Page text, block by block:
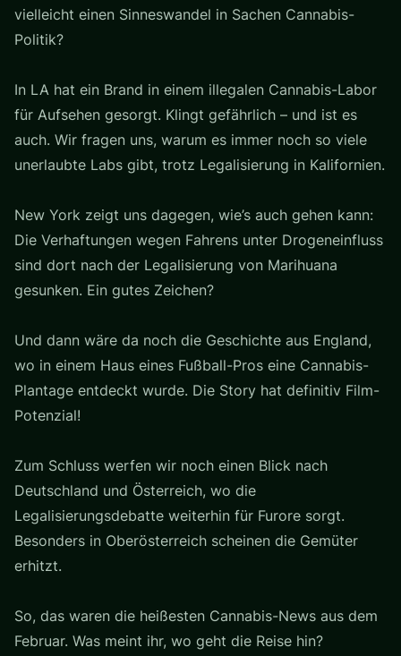
vielleicht einen Sinneswandel in Sachen Cannabis-
Politik?
In LA hat ein Brand in einem illegalen Cannabis-Labor
für Aufsehen gesorgt. Klingt gefährlich – und ist es
auch. Wir fragen uns, warum es immer noch so viele
unerlaubte Labs gibt, trotz Legalisierung in Kalifornien.
New York zeigt uns dagegen, wie’s auch gehen kann:
Die Verhaftungen wegen Fahrens unter Drogeneinfluss
sind dort nach der Legalisierung von Marihuana
gesunken. Ein gutes Zeichen?
Und dann wäre da noch die Geschichte aus England,
wo in einem Haus eines Fußball-Pros eine Cannabis-
Plantage entdeckt wurde. Die Story hat definitiv Film-
Potenzial!
Zum Schluss werfen wir noch einen Blick nach
Deutschland und Österreich, wo die
Legalisierungsdebatte weiterhin für Furore sorgt.
Besonders in Oberösterreich scheinen die Gemüter
erhitzt.
So, das waren die heißesten Cannabis-News aus dem
Februar. Was meint ihr, wo geht die Reise hin?